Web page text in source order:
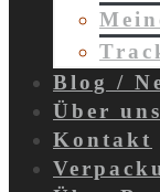
Blog /
Über uns
Kontakt